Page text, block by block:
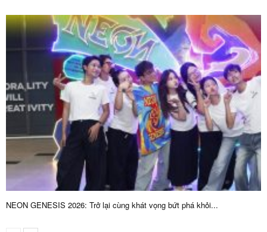
NEON GENESIS 2026: Trở lại cùng khát vọng bứt phá khỏi...